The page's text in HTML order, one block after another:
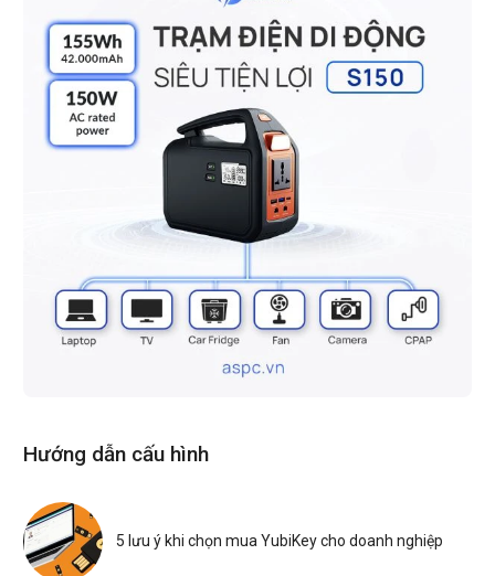
Hướng dẫn cấu hình
5 lưu ý khi chọn mua YubiKey cho doanh nghiệp